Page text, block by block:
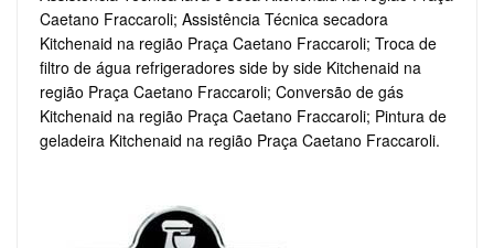
Caetano Fraccaroli; Assistência Técnica secadora
Kitchenaid na região Praça Caetano Fraccaroli; Troca de
filtro de água refrigeradores side by side Kitchenaid na
região Praça Caetano Fraccaroli; Conversão de gás
Kitchenaid na região Praça Caetano Fraccaroli; Pintura de
geladeira Kitchenaid na região Praça Caetano Fraccaroli.